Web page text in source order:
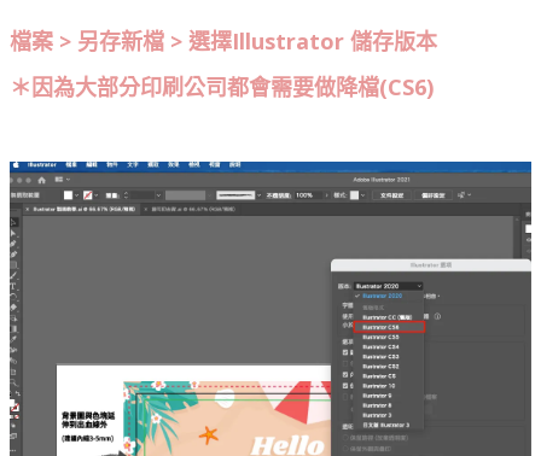
檔案 > 另存新檔 > 選擇Illustrator 儲存版本
＊因為大部分印刷公司都會需要做降檔(CS6)